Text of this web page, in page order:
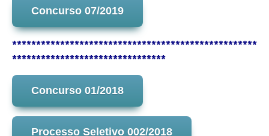
Concurso 07/2019
***************************************************
********************************
Concurso 01/2018
Processo Seletivo 002/2018